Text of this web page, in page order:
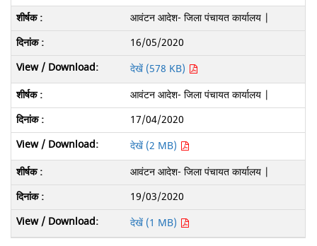
आवंटन आदेश- जिला पंचायत कार्यालय |
16/05/2020
देखें (578 KB)
आवंटन आदेश- जिला पंचायत कार्यालय |
17/04/2020
देखें (2 MB)
आवंटन आदेश- जिला पंचायत कार्यालय |
19/03/2020
देखें (1 MB)